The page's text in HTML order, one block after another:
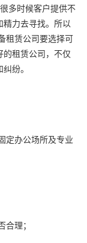
多时候客户提供不
力去寻找。所以
租赁公司要选择可
租赁公司，不仅
纷。
定办公场所及专业
理；